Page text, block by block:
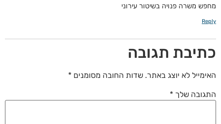
מחפש משרה פנויה בשיטור עירוני
Reply
כתיבת תגובה
האימייל לא יוצג באתר. שדות החובה מסומנים *
התגובה שלך *